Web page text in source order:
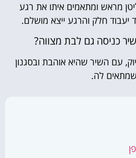
מראש ומתאמים איתו את רגע
יעבוד חלק והרגע ייצא מושלם.
כניסה גם לבת מצווה?
עם השיר שהיא אוהבת ובסגנון
שמתאים לה.